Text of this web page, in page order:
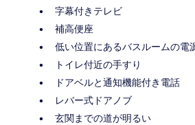
字幕付きテレビ
補高便座
低い位置にあるバスルームの電
トイレ付近の手すり
ドアベルと通知機能付き電話
レバー式ドアノブ
玄関までの道が明るい